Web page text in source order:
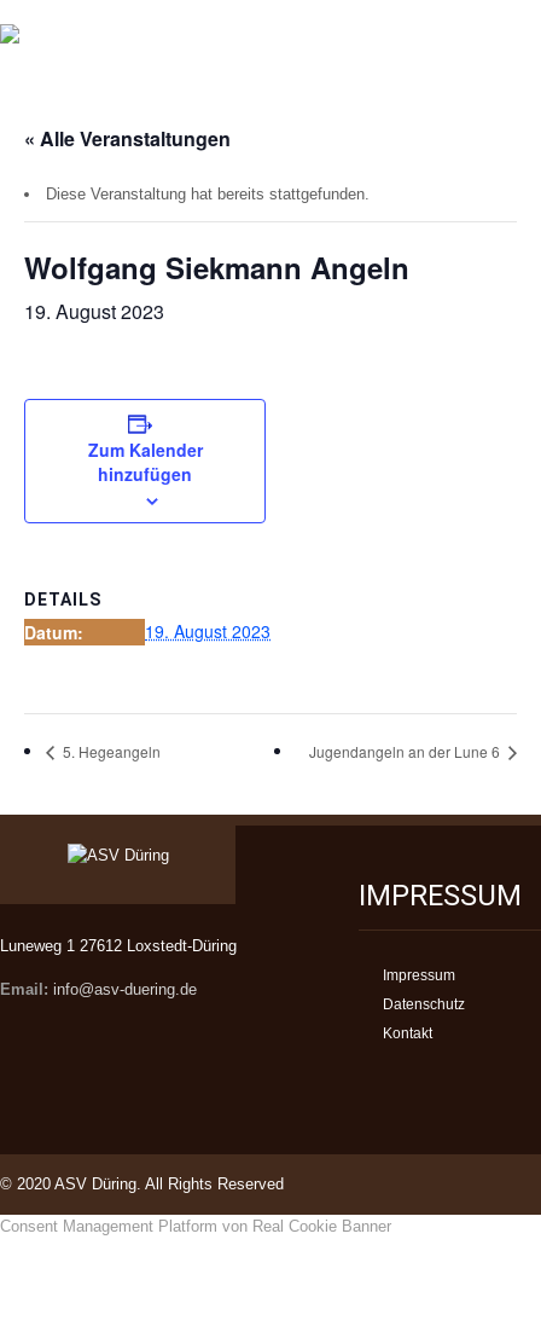
« Alle Veranstaltungen
Diese Veranstaltung hat bereits stattgefunden.
Wolfgang Siekmann Angeln
19. August 2023
Zum Kalender
hinzufügen
DETAILS
Datum: 19. August 2023
5. Hegeangeln Jugendangeln an der Lune 6
Luneweg 1 27612 Loxstedt-Düring
Email: info@asv-duering.de
IMPRESSUM
Impressum
Datenschutz
Kontakt
© 2020 ASV Düring. All Rights Reserved
Consent Management Platform von Real Cookie Banner